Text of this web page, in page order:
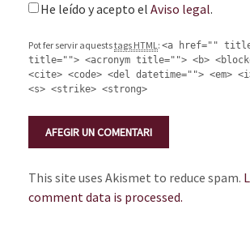
He leído y acepto el Aviso legal.
Pot fer servir aqueststags HTML: <a href=""
title=""> <acronym title=""> <b>
<cite> <code> <del datetime=""> <em>
<s> <strike> <strong>
This site uses Akismet to reduce spam.
comment data is processed.